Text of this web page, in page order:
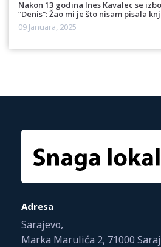
Nakon 13 godina Ines Kavalec se
“Denis”: Žao mi je što nisam pisala
09 Januara, 2025
Adresa
Sarajevo,
Marka Marulića 2, 71000